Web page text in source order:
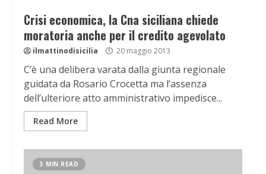
Crisi economica, la Cna siciliana chiede
moratoria anche per il credito agevolato
ilmattinodisicilia 20 maggio 2013
C’è una delibera varata dalla giunta regionale
guidata da Rosario Crocetta ma l’assenza
dell’ulteriore atto amministrativo impedisce...
Read More
3 MIN READ